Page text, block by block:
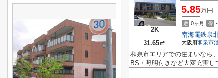
2K
31.65㎡
5.85万円
敷 0ヶ月 保 -
南海電鉄泉
大阪府和泉市
和泉市エリアでの住まいなら
BS・照明付きなど大変充実